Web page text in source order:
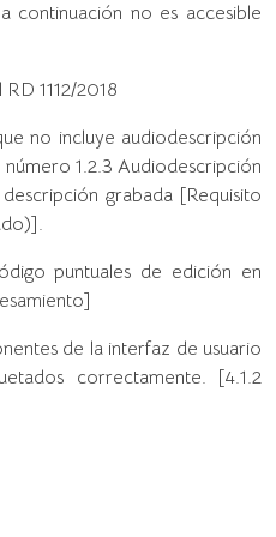
continuación no es accesible
1112/2018
no incluye audiodescripción
1.2.3 Audiodescripción
grabada [Requisito
puntuales de edición en
de la interfaz de usuario
correctamente. [4.1.2